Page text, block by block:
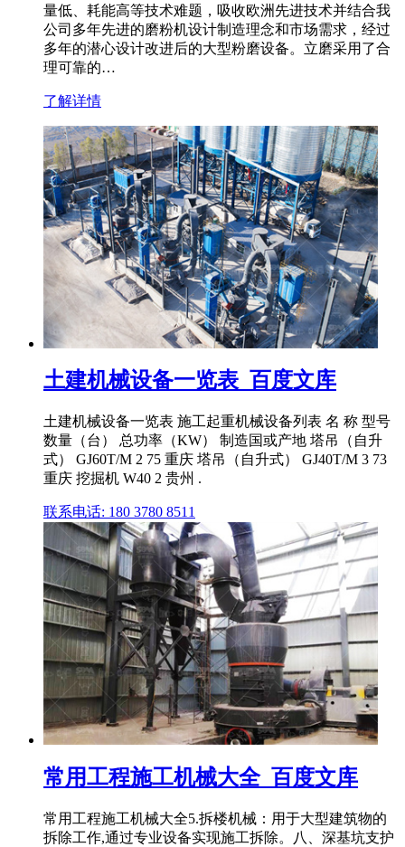
量低、耗能高等技术难题，吸收欧洲先进技术并结合我
公司多年先进的磨粉机设计制造理念和市场需求，经过
多年的潜心设计改进后的大型粉磨设备。立磨采用了合
理可靠的…
了解详情
土建机械设备一览表_百度文库
土建机械设备一览表 施工起重机械设备列表 名 称 型号
数量（台） 总功率（KW） 制造国或产地 塔吊（自升
式） GJ60T/M 2 75 重庆 塔吊（自升式） GJ40T/M 3 73
重庆 挖掘机 W40 2 贵州 .
联系电话: 180 3780 8511
常用工程施工机械大全_百度文库
常用工程施工机械大全5.拆楼机械：用于大型建筑物的
拆除工作,通过专业设备实现施工拆除。八、深基坑支护